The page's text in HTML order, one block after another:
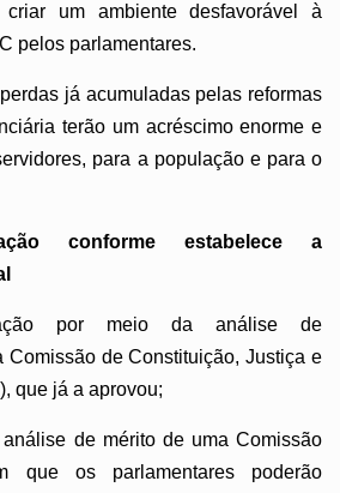
criar um ambiente desfavorável à
pelos parlamentares.
já acumuladas pelas reformas
terão um acréscimo enorme e
para a população e para o
conforme estabelece a
por meio da análise de
Comissão de Constituição, Justiça e
que já a aprovou;
de mérito de uma Comissão
que os parlamentares poderão